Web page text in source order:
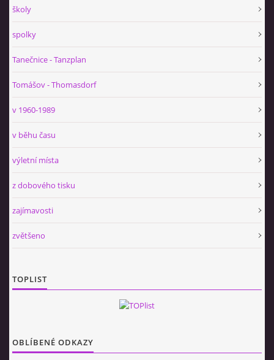
školy
spolky
Tanečnice - Tanzplan
Tomášov - Thomasdorf
v 1960-1989
v běhu času
výletní místa
z dobového tisku
zajímavosti
zvětšeno
TOPLIST
OBLÍBENÉ ODKAZY